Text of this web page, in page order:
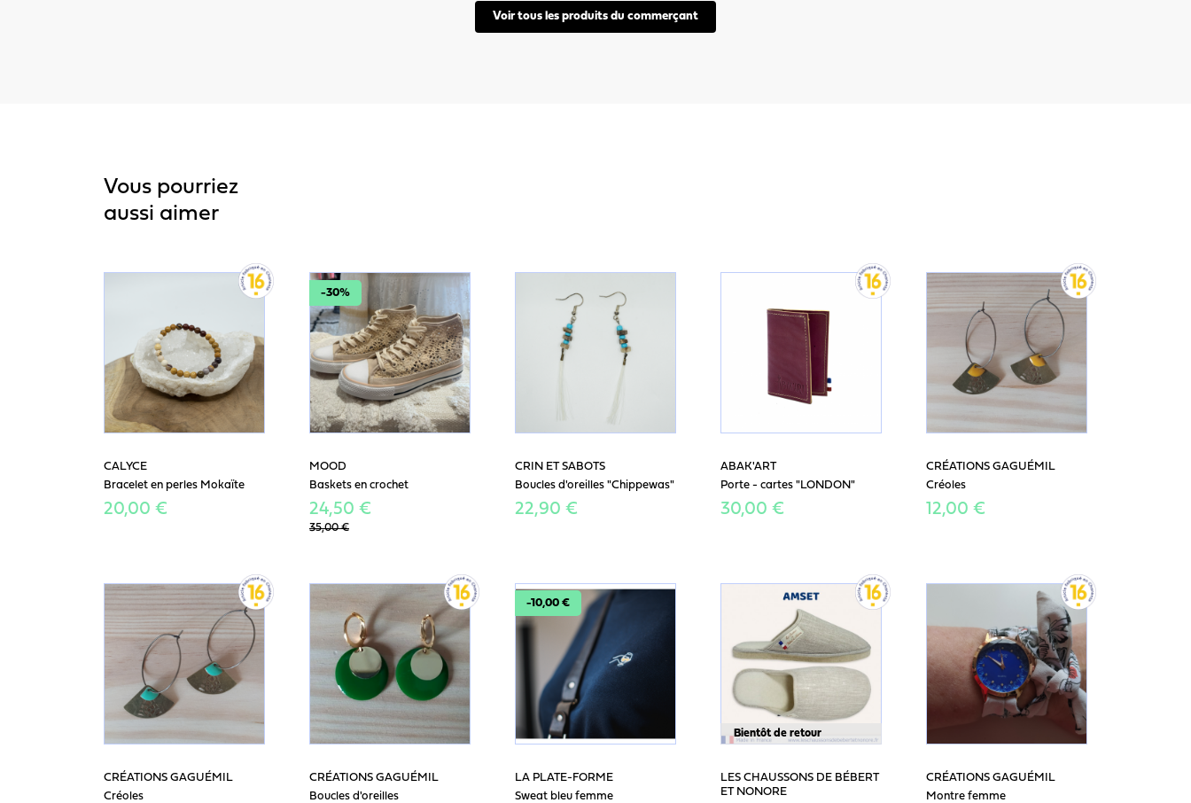
Voir tous les produits du commerçant
Vous pourriez
aussi aimer
CALYCE
Bracelet en perles Mokaïte
20,00 €
MOOD
Baskets en crochet
24,50 €
35,00 €
-30%
CRIN ET SABOTS
Boucles d'oreilles "Chippewas"
22,90 €
ABAK'ART
Porte - cartes "LONDON"
30,00 €
CRÉATIONS GAGUÉMIL
Créoles
12,00 €
CRÉATIONS GAGUÉMIL
Créoles
CRÉATIONS GAGUÉMIL
Boucles d'oreilles
LA PLATE-FORME
Sweat bleu femme
-10,00 €
Bientôt de retour
LES CHAUSSONS DE BÉBERT
ET NONORE
CRÉATIONS GAGUÉMIL
Montre femme